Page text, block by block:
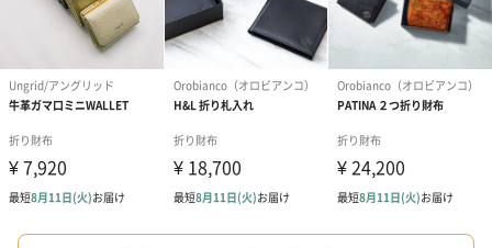
メッセージカード（通常・写真・グリーティング）
誕生日や結婚祝い・出産祝いなど、様々なシーンのメッセージカ
ードを同梱します。
す。